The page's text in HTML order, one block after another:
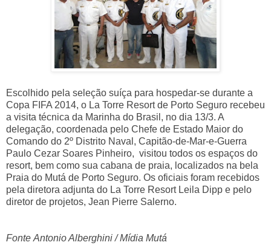
Escolhido pela seleção suíça para hospedar-se durante a
Copa FIFA 2014, o La Torre Resort de Porto Seguro recebeu
a visita técnica da Marinha do Brasil, no dia 13/3. A
delegação, coordenada pelo Chefe de Estado Maior do
Comando do 2º Distrito Naval, Capitão-de-Mar-e-Guerra
Paulo Cezar Soares Pinheiro, visitou todos os espaços do
resort, bem como sua cabana de praia, localizados na bela
Praia do Mutá de Porto Seguro. Os oficiais foram recebidos
pela diretora adjunta do La Torre Resort Leila Dipp e pelo
diretor de projetos, Jean Pierre Salerno.
Fonte Antonio Alberghini / Mídia Mutá